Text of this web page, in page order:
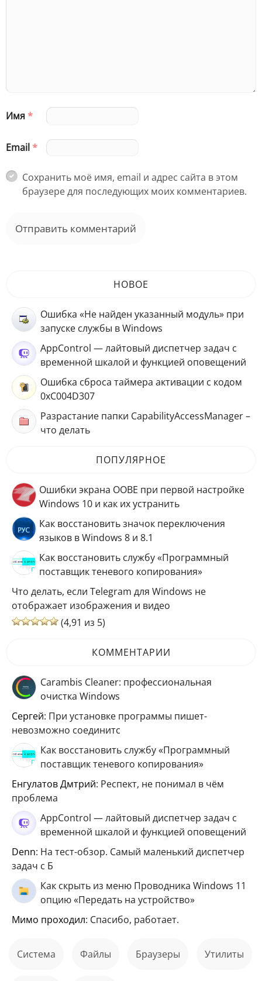
Имя*
Email*
Сохранить моё имя, email и адрес сайта в этом
браузере для последующих моих комментариев.
НОВОЕ
Ошибка «Не найден указанный модуль» при
запуске службы в Windows
AppControl — лайтовый диспетчер задач с
временной шкалой и функцией оповещений
Ошибка сброса таймера активации с кодом
0xC004D307
Разрастание папки CapabilityAccessManager –
что делать
ПОПУЛЯРНОЕ
Ошибки экрана OOBE при первой настройке
Windows 10 и как их устранить
Как восстановить значок переключения
языков в Windows 8 и 8.1
Как восстановить службу «Программный
поставщик теневого копирования»
Что делать, если Telegram для Windows не
отображает изображения и видео
(4,91 из 5)
КОММЕНТАРИИ
Carambis Cleaner: профессиональная
очистка Windows
Сергей: При установке программы пишет-
невозможно соединитс
Как восстановить службу «Программный
поставщик теневого копирования»
Енгулатов Дмтрий: Респект, не понимал в чём
проблема
AppControl — лайтовый диспетчер задач с
временной шкалой и функцией оповещений
Denn: На тест-обзор. Самый маленький диспетчер
задач с Б
Как скрыть из меню Проводника Windows 11
опцию «Передать на устройство»
мимо проходил: Спасибо, работает.
Система файлы Браузеры Утилиты